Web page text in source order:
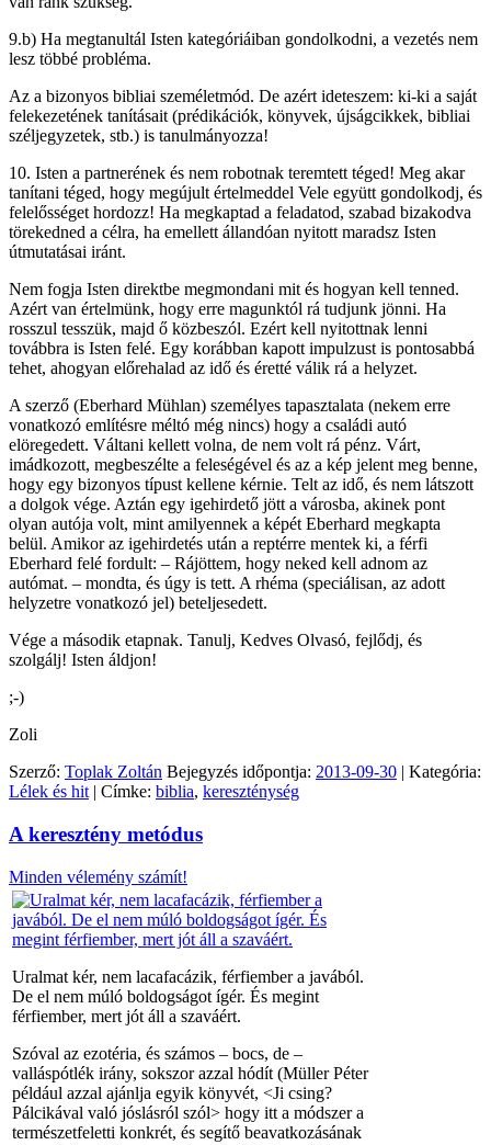
9.b) Ha megtanultál Isten kategóriáiban gondolkodni, a vezetés nem
lesz többé probléma.
Az a bizonyos bibliai személetmód. De azért ideteszem: ki-ki a saját
felekezetének tanításait (prédikációk, könyvek, újságcikkek, bibliai
széljegyzetek, stb.) is tanulmányozza!
10. Isten a partnerének és nem robotnak teremtett téged! Meg akar
tanítani téged, hogy megújult értelmeddel Vele együtt gondolkodj, és
felelősséget hordozz! Ha megkaptad a feladatod, szabad bizakodva
törekedned a célra, ha emellett állandóan nyitott maradsz Isten
útmutatásai iránt.
Nem fogja Isten direktbe megmondani mit és hogyan kell tenned.
Azért van értelmünk, hogy erre magunktól rá tudjunk jönni. Ha
rosszul tesszük, majd ő közbeszól. Ezért kell nyitottnak lenni
továbbra is Isten felé. Egy korábban kapott impulzust is pontosabbá
tehet, ahogyan előrehalad az idő és éretté válik rá a helyzet.
A szerző (Eberhard Mühlan) személyes tapasztalata (nekem erre
vonatkozó említésre méltó még nincs) hogy a családi autó
elöregedett. Váltani kellett volna, de nem volt rá pénz. Várt,
imádkozott, megbeszélte a feleségével és az a kép jelent meg benne,
hogy egy bizonyos típust kellene kérnie. Telt az idő, és nem látszott
a dolgok vége. Aztán egy igehirdető jött a városba, akinek pont
olyan autója volt, mint amilyennek a képét Eberhard megkapta
belül. Amikor az igehirdetés után a reptérre mentek ki, a férfi
Eberhard felé fordult: – Rájöttem, hogy neked kell adnom az
autómat. – mondta, és úgy is tett. A rhéma (speciálisan, az adott
helyzetre vonatkozó jel) beteljesedett.
Vége a második etapnak. Tanulj, Kedves Olvasó, fejlődj, és
szolgálj! Isten áldjon!
;-)
Zoli
Szerző: Toplak Zoltán Bejegyzés időpontja: 2013-09-30 | Kategória:
Lélek és hit | Címke: biblia, kereszténység
A keresztény metódus
Minden vélemény számít!
Uralmat kér, nem lacafacázik, férfiember a javából.
De el nem múló boldogságot ígér. És megint
férfiember, mert jót áll a szaváért.
Szóval az ezotéria, és számos – bocs, de –
valláspótlék irány, sokszor azzal hódít (Müller Péter
például azzal ajánlja egyik könyvét, <Ji csing?
Pálcikával való jóslásról szól> hogy itt a módszer a
természetfeletti konkrét, és segítő beavatkozásának